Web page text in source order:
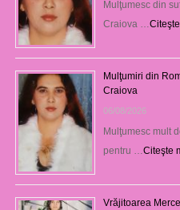
Mulţumesc din
Craiova …
Mulţumiri din
Craiova
06/08/2026
Mulţumesc mult
pentru … Citeşte
Vrăjitoarea